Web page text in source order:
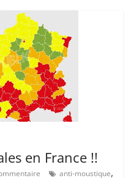
en France !!
anti-moustique,